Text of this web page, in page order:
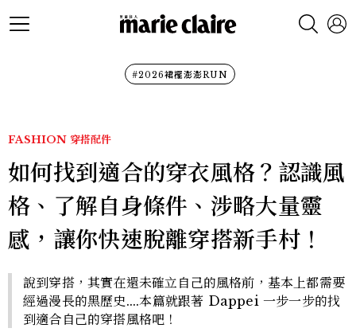
#2026裙襬澎澎RUN
FASHION 穿搭配件
如何找到適合的穿衣風格？認識風
格、了解自身條件、涉略大量靈
感，讓你快速脫離穿搭新手村！
說到穿搭，其實在還未確立自己的風格前，基本上都需要
經過漫長的黑歷史....本篇就跟著 Dappei 一步一步的找
到適合自己的穿搭風格吧！